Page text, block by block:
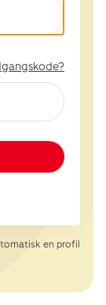
en profil